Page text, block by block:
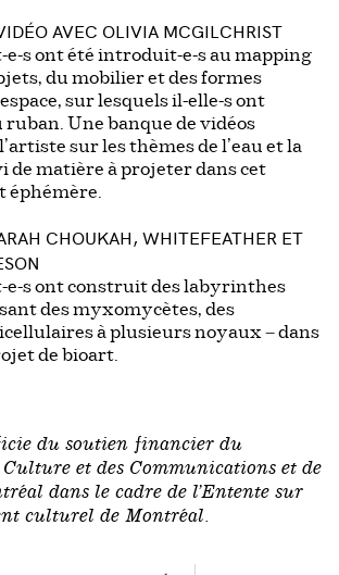
AVEC OLIVIA MCGILCHRIST
s ont été introduit-e-s au mapping
du mobilier et des formes
sur lesquels il-elle-s ont
ruban. Une banque de vidéos
sur les thèmes de l’eau et la
de matière à projeter dans cet
éphémère.
CHOUKAH, WHITEFEATHER ET
s ont construit des labyrinthes
des myxomycètes, des
à plusieurs noyaux – dans
de bioart.
du soutien financier du
et des Communications et de
dans le cadre de l’Entente sur
culturel de Montréal.